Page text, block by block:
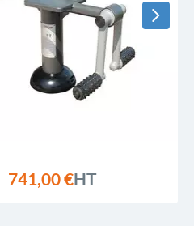
741,00 €HT